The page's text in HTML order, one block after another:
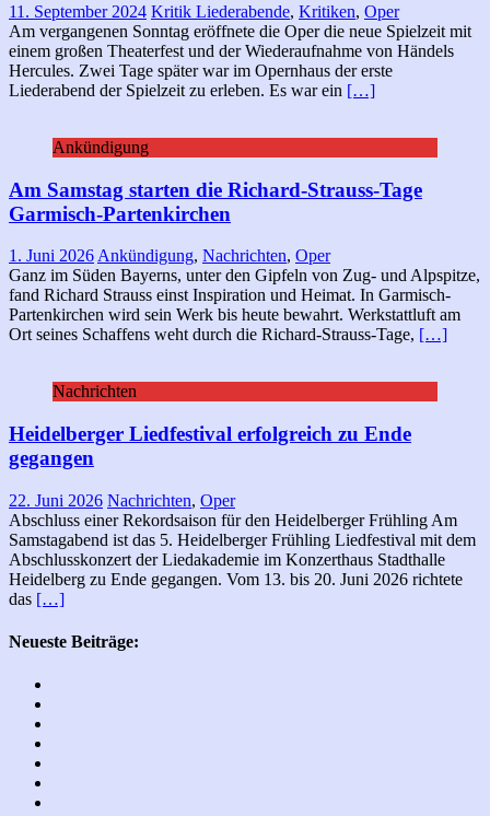
11. September 2024 Kritik Liederabende, Kritiken, Oper
Am vergangenen Sonntag eröffnete die Oper die neue Spielzeit mit
einem großen Theaterfest und der Wiederaufnahme von Händels
Hercules. Zwei Tage später war im Opernhaus der erste
Liederabend der Spielzeit zu erleben. Es war ein […]
Ankündigung
Am Samstag starten die Richard-Strauss-Tage
Garmisch-Partenkirchen
1. Juni 2026 Ankündigung, Nachrichten, Oper
Ganz im Süden Bayerns, unter den Gipfeln von Zug- und Alpspitze,
fand Richard Strauss einst Inspiration und Heimat. In Garmisch-
Partenkirchen wird sein Werk bis heute bewahrt. Werkstattluft am
Ort seines Schaffens weht durch die Richard-Strauss-Tage, […]
Nachrichten
Heidelberger Liedfestival erfolgreich zu Ende
gegangen
22. Juni 2026 Nachrichten, Oper
Abschluss einer Rekordsaison für den Heidelberger Frühling Am
Samstagabend ist das 5. Heidelberger Frühling Liedfestival mit dem
Abschlusskonzert der Liedakademie im Konzerthaus Stadthalle
Heidelberg zu Ende gegangen. Vom 13. bis 20. Juni 2026 richtete
das […]
Neueste Beiträge: